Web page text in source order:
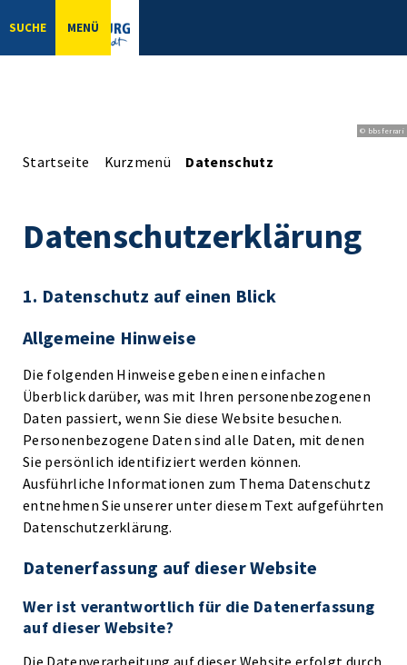
SUCHE MENÜ
© bbsferrari
Startseite Kurzmenü Datenschutz
Datenschutzerklärung
1. Datenschutz auf einen Blick
Allgemeine Hinweise
Die folgenden Hinweise geben einen einfachen
Überblick darüber, was mit Ihren personenbezogenen
Daten passiert, wenn Sie diese Website besuchen.
Personenbezogene Daten sind alle Daten, mit denen
Sie persönlich identifiziert werden können.
Ausführliche Informationen zum Thema Datenschutz
entnehmen Sie unserer unter diesem Text aufgeführten
Datenschutzerklärung.
Datenerfassung auf dieser Website
Wer ist verantwortlich für die Datenerfassung
auf dieser Website?
Die Datenverarbeitung auf dieser Website erfolgt durch